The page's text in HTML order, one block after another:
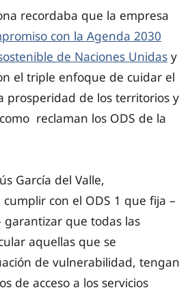
recordaba que la empresa
con la Agenda 2030
de Naciones Unidas y
el triple enfoque de cuidar el
prosperidad de los territorios y
reclaman los ODS de la
García del Valle,
cumplir con el ODS 1 que fija –
garantizar que todas las
aquellas que se
de vulnerabilidad, tengan
de acceso a los servicios